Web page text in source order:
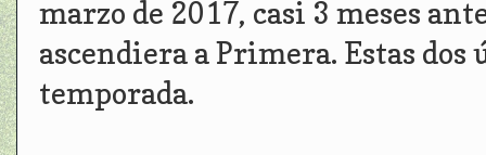
marzo de 2017, casi 3 meses
ascendiera a Primera. Estas
temporada.